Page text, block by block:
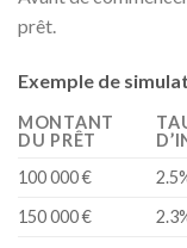
prêt.
Exemple de
MONTANT
DU PRÊT
100 000 €
150 000 €